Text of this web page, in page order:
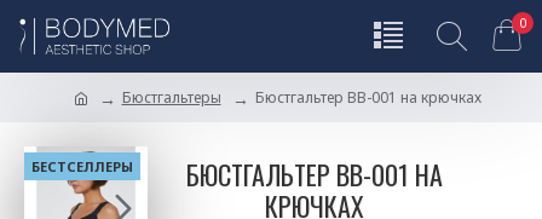
0
Бюстгальтеры Бюстгальтер BB-001 на крючках
БЕСТСЕЛЛЕРЫ
БЮСТГАЛЬТЕР BB-001 НА
КРЮЧКАХ